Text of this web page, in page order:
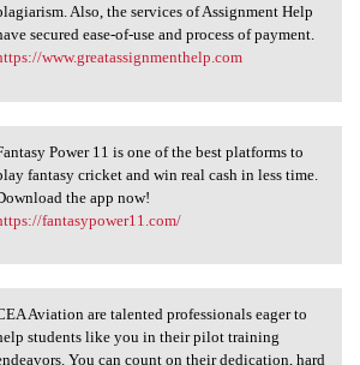
Also, the services of Assignment Help
secured ease-of-use and process of payment.
www.greatassignmenthelp.com
Power 11 is one of
Power 11 is one of the best platforms to
fantasy cricket and win real cash in less time.
the app now!
fantasypower11.com/
Aviation are talented
Aviation are talented professionals eager to
students like you in their pilot training
You can count on their dedication, hard